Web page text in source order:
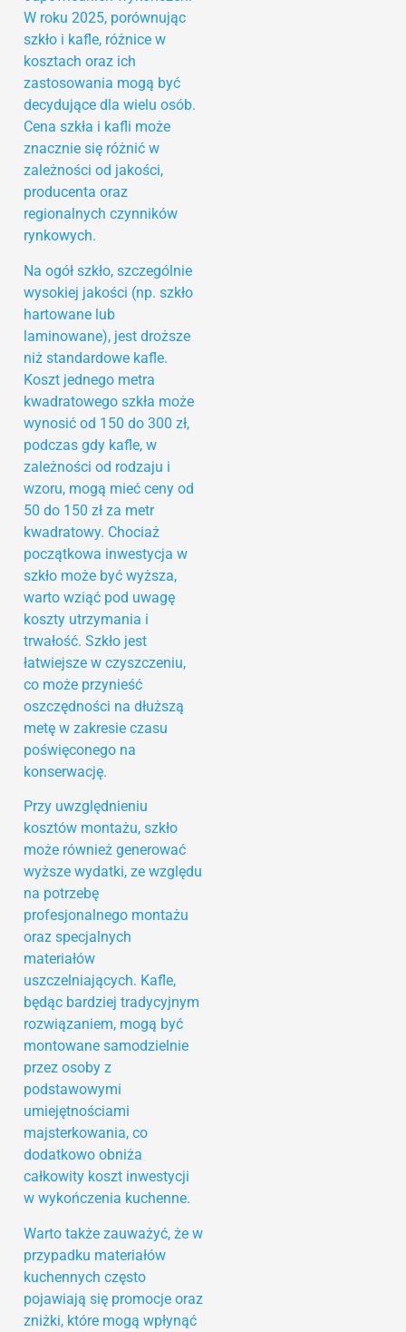
W roku 2025, porównując
szkło i kafle, różnice w
kosztach oraz ich
zastosowania mogą być
decydujące dla wielu osób.
Cena szkła i kafli może
znacznie się różnić w
zależności od jakości,
producenta oraz
regionalnych czynników
rynkowych.
Na ogół szkło, szczególnie
wysokiej jakości (np. szkło
hartowane lub
laminowane), jest droższe
niż standardowe kafle.
Koszt jednego metra
kwadratowego szkła może
wynosić od 150 do 300 zł,
podczas gdy kafle, w
zależności od rodzaju i
wzoru, mogą mieć ceny od
50 do 150 zł za metr
kwadratowy. Chociaż
początkowa inwestycja w
szkło może być wyższa,
warto wziąć pod uwagę
koszty utrzymania i
trwałość. Szkło jest
łatwiejsze w czyszczeniu,
co może przynieść
oszczędności na dłuższą
metę w zakresie czasu
poświęconego na
konserwację.
Przy uwzględnieniu
kosztów montażu, szkło
może również generować
wyższe wydatki, ze względu
na potrzebę
profesjonalnego montażu
oraz specjalnych
materiałów
uszczelniających. Kafle,
będąc bardziej tradycyjnym
rozwiązaniem, mogą być
montowane samodzielnie
przez osoby z
podstawowymi
umiejętnościami
majsterkowania, co
dodatkowo obniża
całkowity koszt inwestycji
w wykończenia kuchenne.
Warto także zauważyć, że w
przypadku materiałów
kuchennych często
pojawiają się promocje oraz
zniżki, które mogą wpłynąć